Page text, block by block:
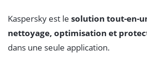
Kaspersky est le solution tout-en-
nettoyage, optimisation et
dans une seule application.